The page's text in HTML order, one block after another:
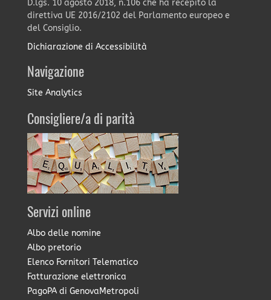
D.lgs. 10 agosto 2018, n.106 che ha recepito la
direttiva UE 2016/2102 del Parlamento europeo e
del Consiglio.
Dichiarazione di Accessibilità
Navigazione
Site Analytics
Consigliere/a di parità
Servizi online
Albo delle nomine
Albo pretorio
Elenco Fornitori Telematico
Fatturazione elettronica
PagoPA di GenovaMetropoli